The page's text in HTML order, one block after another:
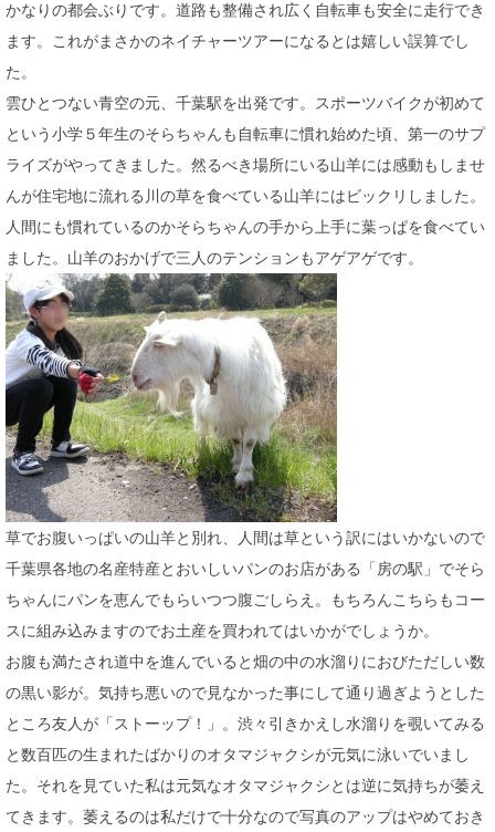
かなりの都会ぶりです。道路も整備され広く自転車も安全に走行でき
ます。これがまさかのネイチャーツアーになるとは嬉しい誤算でし
た。
雲ひとつない青空の元、千葉駅を出発です。スポーツバイクが初めて
という小学５年生のそらちゃんも自転車に慣れ始めた頃、第一のサプ
ライズがやってきました。然るべき場所にいる山羊には感動もしませ
んが住宅地に流れる川の草を食べている山羊にはビックリしました。
人間にも慣れているのかそらちゃんの手から上手に葉っぱを食べてい
ました。山羊のおかげで三人のテンションもアゲアゲです。
草でお腹いっぱいの山羊と別れ、人間は草という訳にはいかないので
千葉県各地の名産特産とおいしいパンのお店がある「房の駅」でそら
ちゃんにパンを恵んでもらいつつ腹ごしらえ。もちろんこちらもコー
スに組み込みますのでお土産を買われてはいかがでしょうか。
お腹も満たされ道中を進んでいると畑の中の水溜りにおびただしい数
の黒い影が。気持ち悪いので見なかった事にして通り過ぎようとした
ところ友人が「ストーップ！」。渋々引きかえし水溜りを覗いてみる
と数百匹の生まれたばかりのオタマジャクシが元気に泳いでいまし
た。それを見ていた私は元気なオタマジャクシとは逆に気持ちが萎え
てきます。萎えるのは私だけで十分なので写真のアップはやめておき